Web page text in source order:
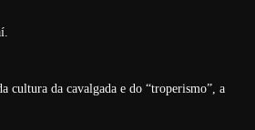
cultura da cavalgada e do “troperismo”, a